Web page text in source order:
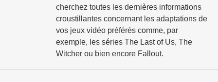
cherchez toutes les dernières informations
croustillantes concernant les adaptations de
vos jeux vidéo préférés comme, par
exemple, les séries The Last of Us, The
Witcher ou bien encore Fallout.